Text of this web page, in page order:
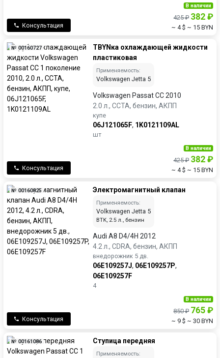
Консультация
В наличии
425 ₽ 382 ₽
~ 4 $ ~ 15 BYN
№ 00160727
ТBYNка охлаждающей жидкости
пластиковая
Применяемость:
Volkswagen Jetta 5
Volkswagen Passat CC 2010
2.0 л., CCTA, бензин, АКПП
купе
06J121065F, 1K0121109AL
шт
Консультация
В наличии
425 ₽ 382 ₽
~ 4 $ ~ 15 BYN
№ 00160825 Электромагнитный клапан
Применяемость:
Volkswagen Jetta 5
BTK, 2.5 л., бензин
Audi A8 D4/4H 2012
4.2 л., CDRA, бензин, АКПП
внедорожник 5 дв.
06E109257J, 06E109257P,
06E109257F
4
Консультация
В наличии
850 ₽ 765 ₽
~ 9 $ ~ 30 BYN
№ 00161086 Ступица передняя
Применяемость: